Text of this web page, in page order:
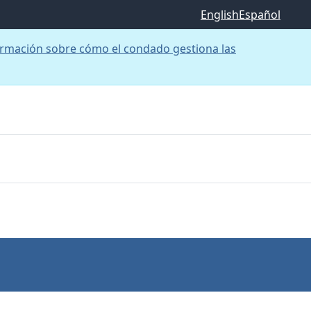
EnglishEspañol
sobre cómo el condado gestiona las